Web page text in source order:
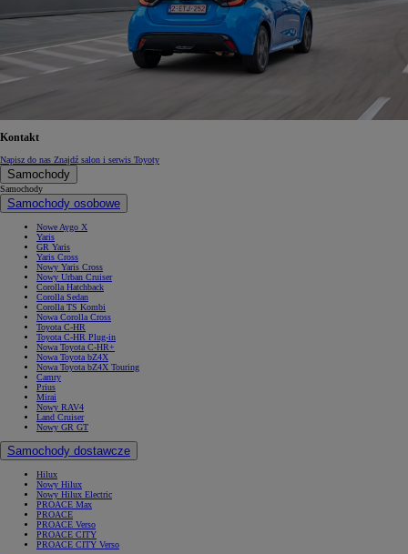
Kontakt
Napisz do nas Znajdź salon i serwis Toyoty
Samochody
Samochody
Samochody osobowe
Nowe Aygo X
Yaris
GR Yaris
Yaris Cross
Nowy Yaris Cross
Nowy Urban Cruiser
Corolla Hatchback
Corolla Sedan
Corolla TS Kombi
Nowa Corolla Cross
Toyota C-HR
Toyota C-HR Plug-in
Nowa Toyota C-HR+
Nowa Toyota bZ4X
Nowa Toyota bZ4X Touring
Camry
Prius
Mirai
Nowy RAV4
Land Cruiser
Nowy GR GT
Samochody dostawcze
Hilux
Nowy Hilux
Nowy Hilux Electric
PROACE Max
PROACE
PROACE Verso
PROACE CITY
PROACE CITY Verso